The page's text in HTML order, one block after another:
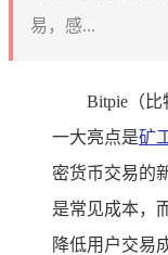
易，感...
Bitpie（比
一大亮点是矿
密货币交易的
是常见成本，
降低用户交易